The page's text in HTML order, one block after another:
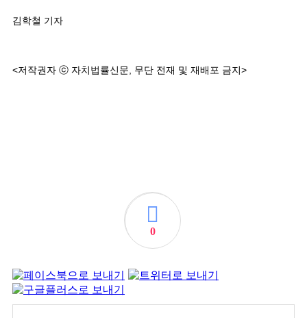
김학철 기자
<저작권자 ⓒ 자치법률신문, 무단 전재 및 재배포 금지>
0